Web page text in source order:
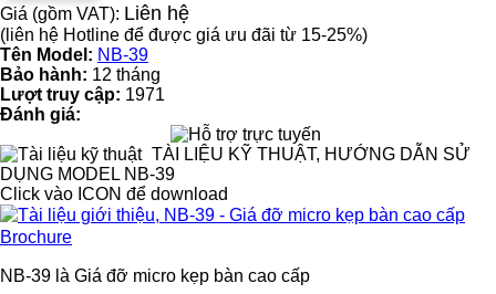
Giá (gồm VAT): Liên hệ
(liên hệ Hotline để được giá ưu đãi từ 15-25%)
Tên Model: NB-39
Bảo hành: 12 tháng
Lượt truy cập: 1971
Đánh giá:
TÀI LIỆU KỸ THUẬT, HƯỚNG DẪN SỬ
DỤNG MODEL NB-39
Click vào ICON để download
Brochure
NB-39 là Giá đỡ micro kẹp bàn cao cấp